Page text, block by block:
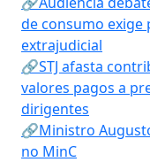
de consumo exige
extrajudicial
🔗STJ afasta
valores pagos a
dirigentes
🔗Ministro
no MinC